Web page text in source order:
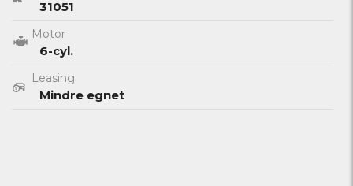
31051
Motor
6-cyl.
Leasing
Mindre egnet